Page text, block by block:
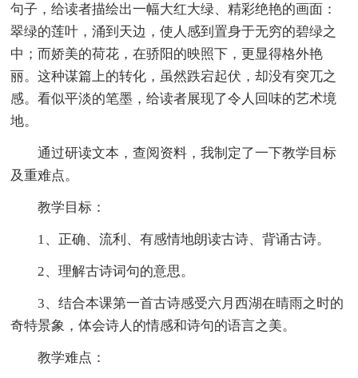
句子，给读者描绘出一幅大红大绿、精彩绝艳的画面：
翠绿的莲叶，涌到天边，使人感到置身于无穷的碧绿之
中；而娇美的荷花，在骄阳的映照下，更显得格外艳
丽。这种谋篇上的转化，虽然跌宕起伏，却没有突兀之
感。看似平淡的笔墨，给读者展现了令人回味的艺术境
地。
通过研读文本，查阅资料，我制定了一下教学目标
及重难点。
教学目标：
1、正确、流利、有感情地朗读古诗、背诵古诗。
2、理解古诗词句的意思。
3、结合本课第一首古诗感受六月西湖在晴雨之时的
奇特景象，体会诗人的情感和诗句的语言之美。
教学难点：